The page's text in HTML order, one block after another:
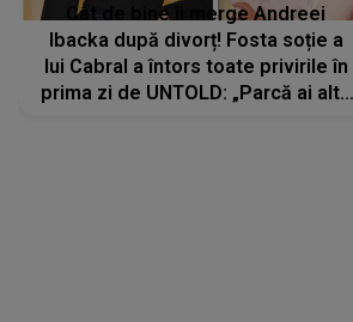
Cât de bine îi merge Andreei
Ibacka după divorț! Fosta soție a
lui Cabral a întors toate privirile în
prima zi de UNTOLD: „Parcă ai altă